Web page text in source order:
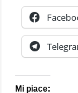
Mi piace: